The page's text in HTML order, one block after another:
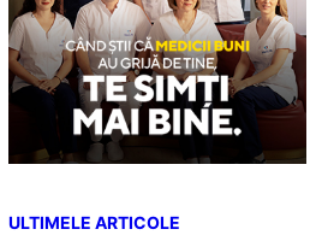
ULTIMELE ARTICOLE